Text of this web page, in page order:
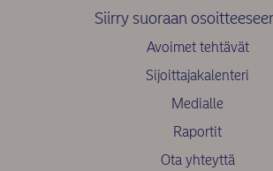
Siirry suoraan
Avoimet tehtävät
Sijoittajakalenteri
Medialle
Raportit
Ota yhteyttä